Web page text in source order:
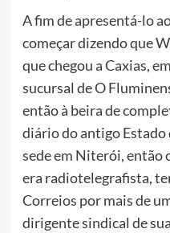
A fim de apresentá-lo
começar dizendo que
que chegou a Caxias,
sucursal de O
então à beira de
diário do antigo Estado
sede em Niterói, então
era radiotelegrafista,
Correios por mais de
dirigente sindical de